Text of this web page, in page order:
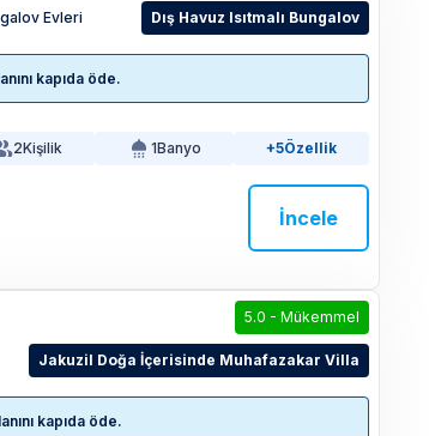
Evleri Dış Havuz Isıtmalı Bungalov
kapıda öde.
2Kişilik 1Banyo +5Özellik
İncele
5.0 - Mükemmel
Jakuzil Doğa İçerisinde Muhafazakar Villa
kapıda öde.